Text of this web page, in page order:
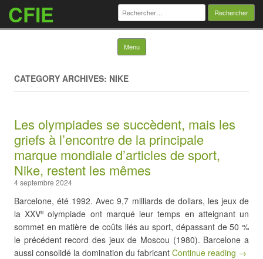
CFIE Rechercher :
Menu Skip to content
CATEGORY ARCHIVES: NIKE
Les olympiades se succèdent, mais les
griefs à l’encontre de la principale
marque mondiale d’articles de sport,
Nike, restent les mêmes
4 septembre 2024
Barcelone, été 1992. Avec 9,7 milliards de dollars, les jeux de
la XXVe olympiade ont marqué leur temps en atteignant un
sommet en matière de coûts liés au sport, dépassant de 50 %
le précédent record des jeux de Moscou (1980). Barcelone a
aussi consolidé la domination du fabricant Continue reading →